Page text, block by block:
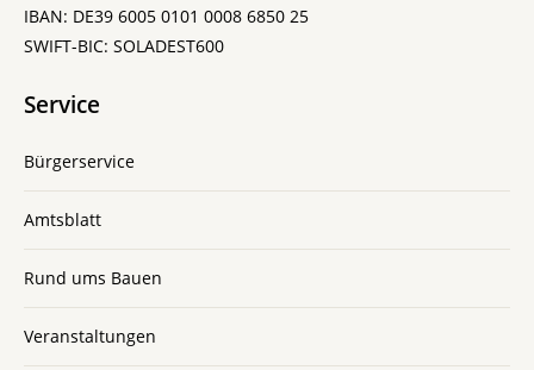
IBAN: DE39 6005 0101 0008 6850 25
SWIFT-BIC: SOLADEST600
Service
Bürgerservice
Amtsblatt
Rund ums Bauen
Veranstaltungen